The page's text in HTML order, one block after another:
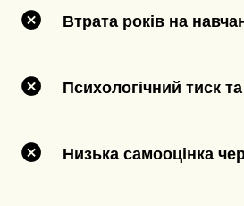
Втрата років на
Психологічний тиск
Низька самооцінка